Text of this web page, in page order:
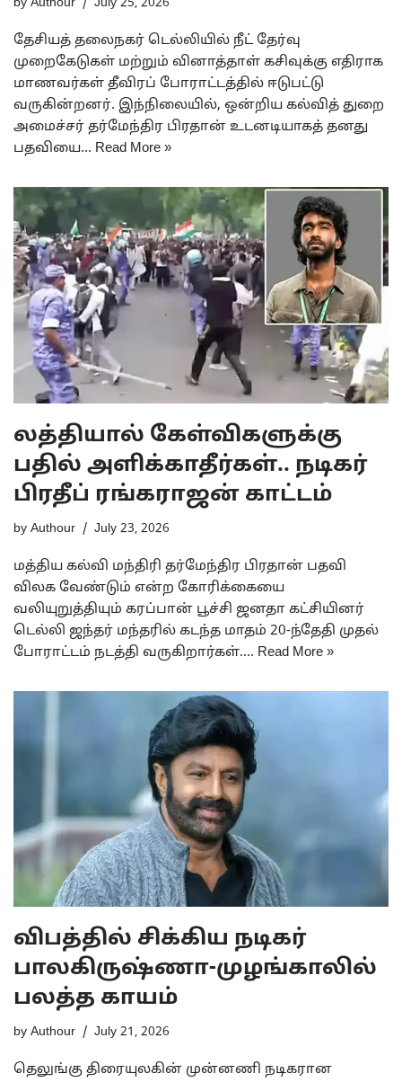
by Authour July 25, 2026
தேசியத் தலைநகர் டெல்லியில் நீட் தேர்வு
முறைகேடுகள் மற்றும் வினாத்தாள் கசிவுக்கு எதிராக
மாணவர்கள் தீவிரப் போராட்டத்தில் ஈடுபட்டு
வருகின்றனர். இந்நிலையில், ஒன்றிய கல்வித் துறை
அமைச்சர் தர்மேந்திர பிரதான் உடனடியாகத் தனது
பதவியை… Read More »
லத்தியால் கேள்விகளுக்கு
பதில் அளிக்காதீர்கள்.. நடிகர்
பிரதீப் ரங்கராஜன் காட்டம்
by Authour July 23, 2026
மத்திய கல்வி மந்திரி தர்மேந்திர பிரதான் பதவி
விலக வேண்டும் என்ற கோரிக்கையை
வலியுறுத்தியும் கரப்பான் பூச்சி ஜனதா கட்சியினர்
டெல்லி ஜந்தர் மந்தரில் கடந்த மாதம் 20-ந்தேதி முதல்
போராட்டம் நடத்தி வருகிறார்கள்.… Read More »
விபத்தில் சிக்கிய நடிகர்
பாலகிருஷ்ணா-முழங்காலில்
பலத்த காயம்
by Authour July 21, 2026
தெலுங்கு திரையுலகின் முன்னணி நடிகரான